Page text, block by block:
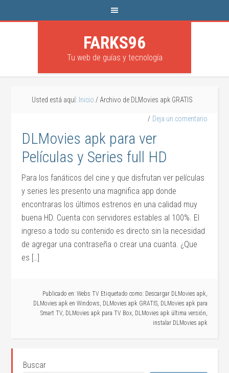
FARKS96
Tu web de guías y tecnología
Usted está aquí: Inicio / Archivo de DLMovies apk GRATIS
Deja un comentario
DLMovies apk para ver
Películas y Series full HD
Para los fanáticos del cine y que disfrutan ver películas
y series les presento una magnifica app donde
encontraras los últimos estrenos en una calidad muy
buena HD. Cuenta con servidores estables al 100%. El
ingreso a todo su contenido es directo sin la necesidad
de agregar una contraseña o crear una cuanta. ¿Que
es […]
Publicado en: Webs TV Etiquetado como: Descargar DLMovies apk,
DLMovies apk en Windows, DLMovies apk GRATIS, DLMovies apk para
Smart TV, DLMovies apk para TV Box, DLMovies apk última versión,
instalar DLMovies apk
Buscar